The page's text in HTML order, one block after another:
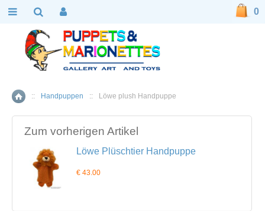
Home
:: Handpuppen :: Löwe plush Handpuppe
Zum vorherigen Artikel
Löwe Plüschtier Handpuppe
€ 43.00
0